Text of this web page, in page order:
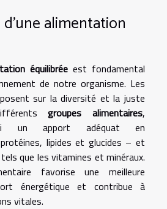
alimentation
équilibrée est fondamental
de notre organisme. Les
sur la diversité et la juste
groupes alimentaires,
un apport adéquat en
lipides et glucides – et
que les vitamines et minéraux.
favorise une meilleure
énergétique et contribue à
vitales.